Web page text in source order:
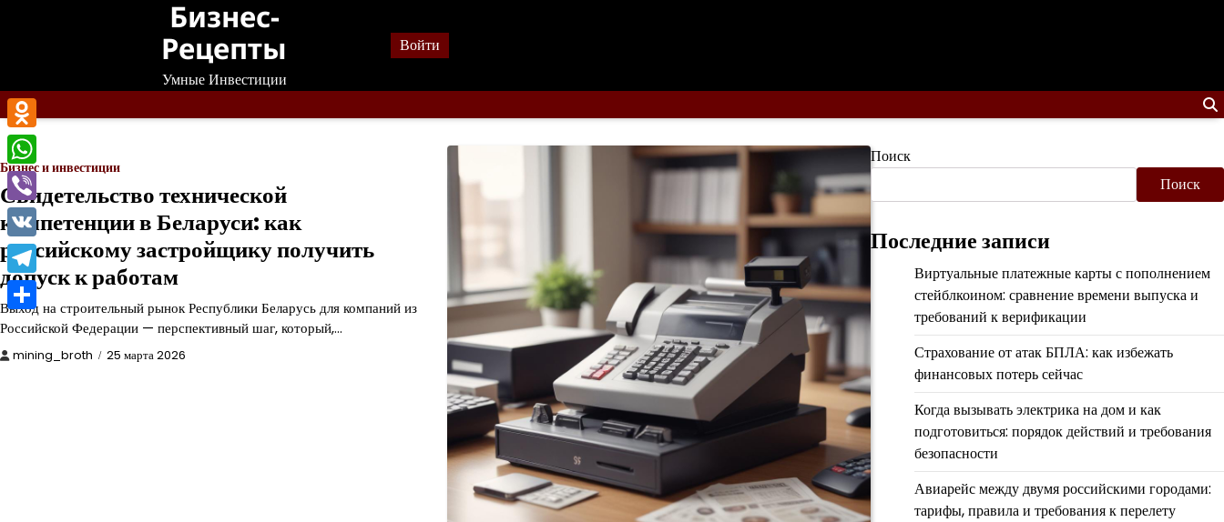
Бизнес-
Рецепты
Умные Инвестиции
Войти
Бизнес и инвестиции
Свидетельство технической
компетенции в Беларуси: как
российскому застройщику получить
допуск к работам
Выход на строительный рынок Республики Беларусь для компаний из
Российской Федерации — перспективный шаг, который,…
mining_broth 25 марта 2026
Поиск
Поиск
Последние записи
Виртуальные платежные карты с пополнением
стейблкоином: сравнение времени выпуска и
требований к верификации
Страхование от атак БПЛА: как избежать
финансовых потерь сейчас
Когда вызывать электрика на дом и как
подготовиться: порядок действий и требования
безопасности
Авиарейс между двумя российскими городами:
тарифы, правила и требования к перелету
Odnoklassniki
WhatsApp
Viber
VK
Telegram
Отправить